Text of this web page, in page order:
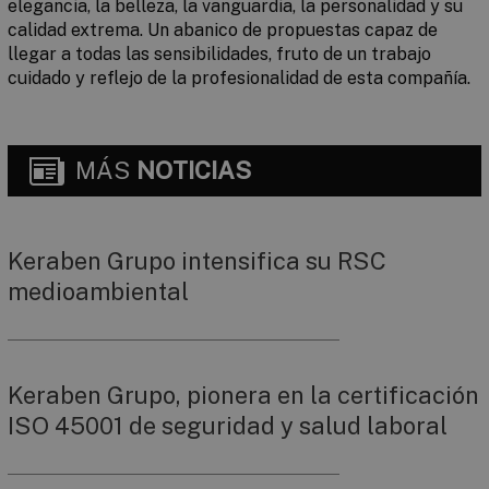
elegancia, la belleza, la vanguardia, la personalidad y su
calidad extrema. Un abanico de propuestas capaz de
llegar a todas las sensibilidades, fruto de un trabajo
cuidado y reflejo de la profesionalidad de esta compañía.
MÁS NOTICIAS
Keraben Grupo intensifica su RSC
medioambiental
Keraben Grupo, pionera en la certificación
ISO 45001 de seguridad y salud laboral